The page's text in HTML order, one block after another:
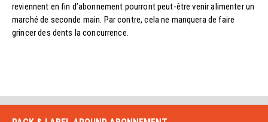
reviennent en fin d’abonnement pourront peut-être venir alimenter un
marché de seconde main. Par contre, cela ne manquera de faire
grincer des dents la concurrence.